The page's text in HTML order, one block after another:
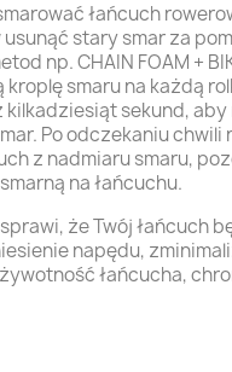
łańcuch
stary smar za
np. CHAIN FOAM +
smaru na każdą
kilkadziesiąt sekund,
Po odczekaniu
z nadmiaru smaru,
na łańcuchu.
sprawi, że Twój łańcuch
napędu,
łańcucha,